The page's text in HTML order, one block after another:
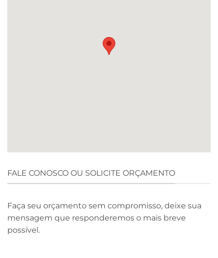
FALE CONOSCO OU SOLICITE ORÇAMENTO
Faça seu orçamento sem compromisso, deixe sua
mensagem que responderemos o mais breve
possível.